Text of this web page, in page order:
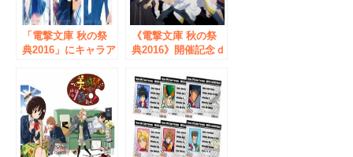
「電撃文庫 秋の祭
典2016」にキャラア
アート・オンライン
プログレッシブ」
他、新作グッズで物
販出展決定！
《電撃文庫 秋の祭
典2016》開催記念ｄ
ージオープン！ 電
撃ファンに見逃せな
い情報が満載!!